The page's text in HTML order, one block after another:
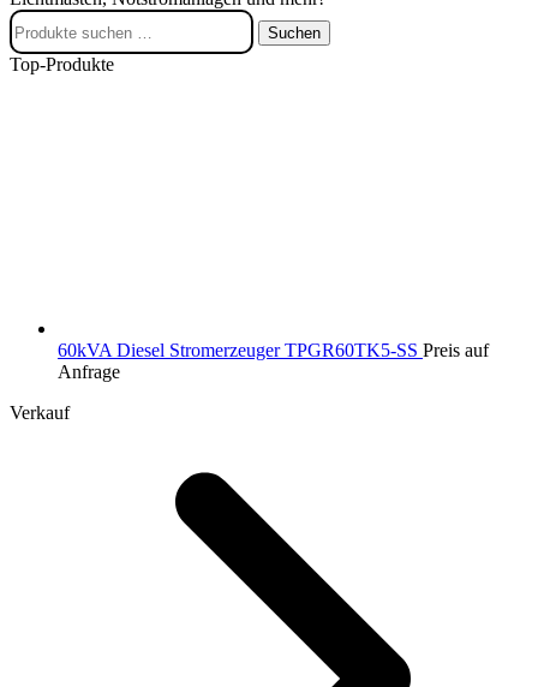
Suchen
nach:
Suchen
Top-Produkte
60kVA Diesel Stromerzeuger TPGR60TK5-SS Preis auf
Anfrage
Verkauf